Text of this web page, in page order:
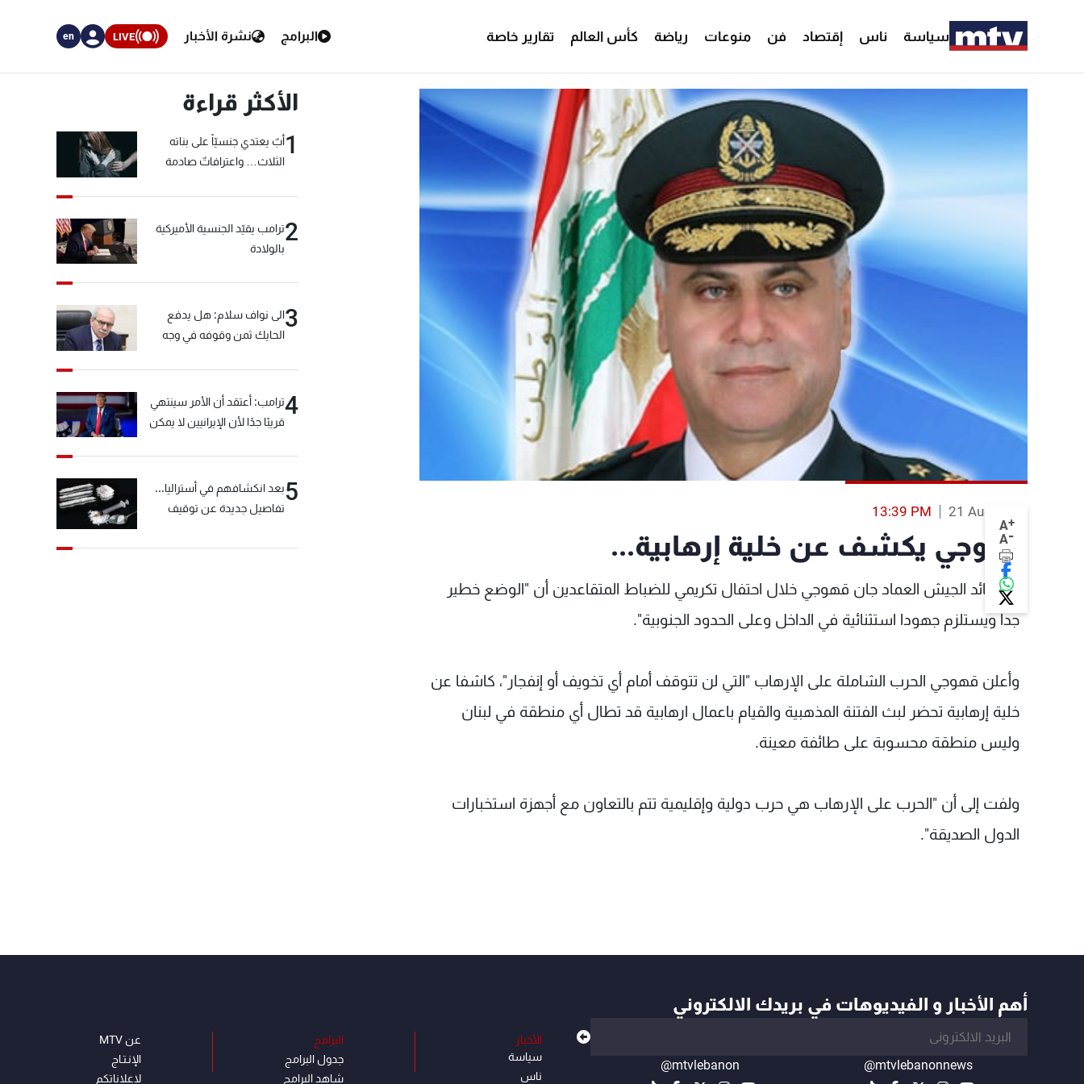
سياسة ناس إقتصاد فن منوعات رياضة كأس العالم تقارير خاصة البرامج نشرة الأخبار LIVE
en
A+
A-
21 Aug 2013
13:39 PM
قهوجي يكشف عن خلية إرهابية...
رأى قائد الجيش العماد جان قهوجي خلال احتفال تكريمي للضباط المتقاعدين أن "الوضع خطير
جدا ويستلزم جهودا استثنائية في الداخل وعلى الحدود الجنوبية".
وأعلن قهوجي الحرب الشاملة على الإرهاب "التي لن تتوقف أمام أي تخويف أو إنفجار"، كاشفا عن
خلية إرهابية تحضر لبث الفتنة المذهبية والقيام باعمال ارهابية قد تطال أي منطقة في لبنان
وليس منطقة محسوبة على طائفة معينة.
ولفت إلى أن "الحرب على الإرهاب هي حرب دولية وإقليمية تتم بالتعاون مع أجهزة استخبارات
الدول الصديقة".
الأكثر قراءة
1أبٌ يعتدي جنسيّاً على بناته
الثلاث… واعترافاتٌ صادمة
2ترامب يقيّد الجنسية الأميركية
بالولادة
3الى نواف سلام: هل يدفع
الحايك ثمن وقوفه في وجه
4ترامب: أعتقد أن الأمر سينتهي
قريبًا جدًا لأن الإيرانيين لا يمكن
5بعد انكشافهم في أستراليا...
تفاصيل جديدة عن توقيف
أهم الأخبار و الفيديوهات في بريدك الالكتروني
@mtvlebanonnews
@mtvlebanon
الأخبار
سياسة
ناس
البرامج
جدول البرامج
شاهد البرامج
عن MTV
الإنـتـاج
لاعلاناتكم